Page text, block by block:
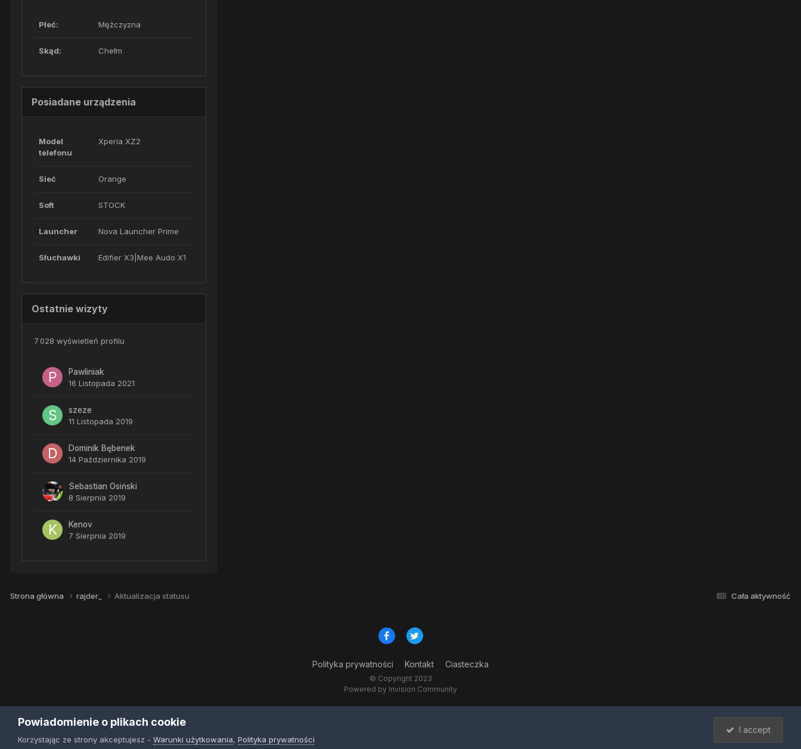
Płeć: Mężczyzna
Skąd: Chełm
Posiadane urządzenia
Model
telefonu
Xperia XZ2
Sieć Orange
Soft STOCK
Launcher Nova Launcher Prime
Słuchawki Edifier X3|Mee Audo X1
Ostatnie wizyty
7 028 wyświetleń profilu
Pawliniak
16 Listopada 2021
szeze
11 Listopada 2019
Dominik Bębenek
14 Października 2019
Sebastian Osiński
8 Sierpnia 2019
Kenov
7 Sierpnia 2019
Cała aktywność
Strona główna rajder_ Aktualizacja statusu
Polityka prywatności Kontakt Ciasteczka
© Copyright 2023
Powered by Invision Community
Powiadomienie o plikach cookie
Korzystając ze strony akceptujesz - Warunki użytkowania, Polityka prywatności
I accept